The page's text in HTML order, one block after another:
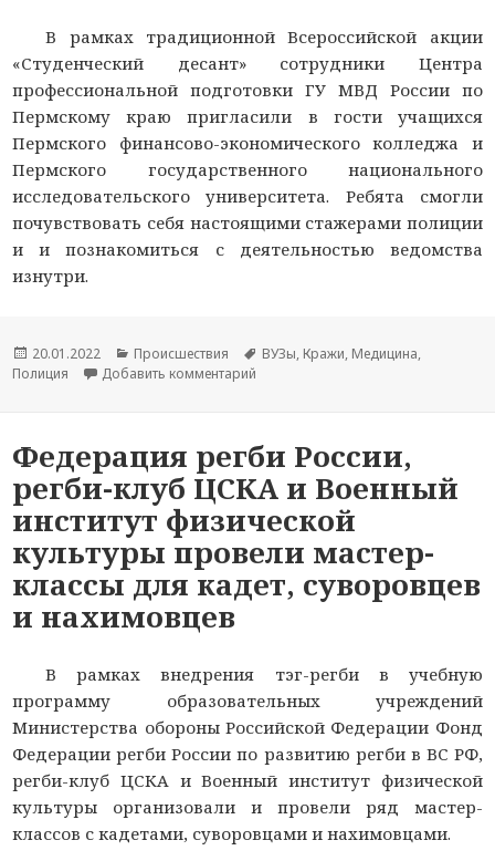
В рамках традиционной Всероссийской акции
«Студенческий десант» сотрудники Центра
профессиональной подготовки ГУ МВД России по
Пермскому краю пригласили в гости учащихся
Пермского финансово-экономического колледжа и
Пермского государственного национального
исследовательского университета. Ребята смогли
почувствовать себя настоящими стажерами полиции
и и познакомиться с деятельностью ведомства
изнутри.
Опубликовано
20.01.2022 Рубрики
Происшествия Метки
ВУЗы, Кражи, Медицина,
Полиция
Добавить комментарий
Федерация регби России,
регби-клуб ЦСКА и Военный
институт физической
культуры провели мастер-
классы для кадет, суворовцев
и нахимовцев
В рамках внедрения тэг-регби в учебную
программу образовательных учреждений
Министерства обороны Российской Федерации Фонд
Федерации регби России по развитию регби в ВС РФ,
регби-клуб ЦСКА и Военный институт физической
культуры организовали и провели ряд мастер-
классов с кадетами, суворовцами и нахимовцами.